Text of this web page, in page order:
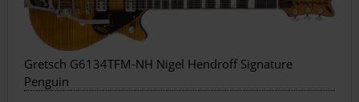
Gretsch G6134TFM-NH Nigel Hendroff Signature
Penguin